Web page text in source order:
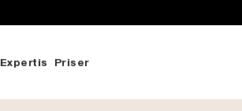
Expertis Priser